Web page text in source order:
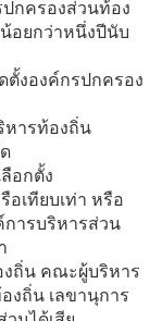
กครองส่วนท้อง
อยกว่าหนึ่งปีนับ
งองค์กรปกครอง
หารท้องถิ่น
อกตั้ง
เทียบเท่า หรือ
การบริหารส่วน
งถิ่น คณะผู้บริหาร
งถิ่น เลขานุการ